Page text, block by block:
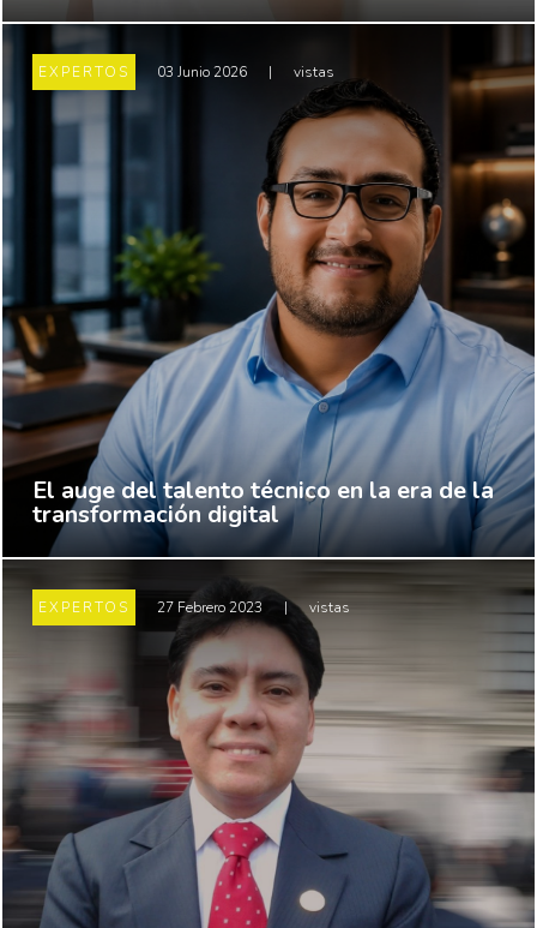
EXPERTOS 03 Junio 2026 | vistas
El auge del talento técnico en la era de la
transformación digital
EXPERTOS 27 Febrero 2023 | vistas